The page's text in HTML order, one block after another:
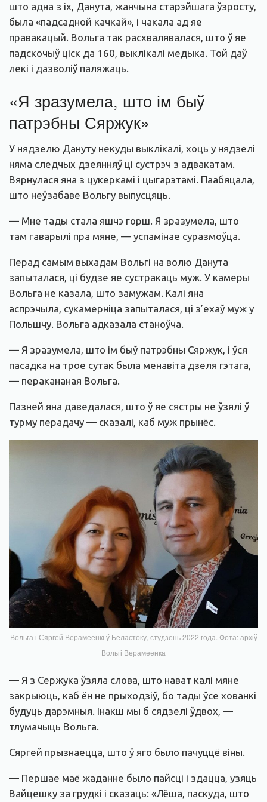
што адна з іх, Данута, жанчына старэйшага ўзросту,
была «падсадной качкай», і чакала ад яе
правакацый. Вольга так расхвалявалася, што ў яе
падскочыў ціск да 160, выклікалі медыка. Той даў
лекі і дазволіў паляжаць.
«Я зразумела, што ім быў
патрэбны Сяржук»
У нядзелю Дануту некуды выклікалі, хоць у нядзелі
няма следчых дзеянняў ці сустрэч з адвакатам.
Вярнулася яна з цукеркамі і цыгарэтамі. Паабяцала,
што неўзабаве Вольгу выпусцяць.
— Мне тады стала яшчэ горш. Я зразумела, што
там гаварылі пра мяне, — успамінае суразмоўца.
Перад самым выхадам Вольгі на волю Данута
запыталася, ці будзе яе сустракаць муж. У камеры
Вольга не казала, што замужам. Калі яна
аспрэчыла, сукамерніца запыталася, ці з’ехаў муж у
Польшчу. Вольга адказала станоўча.
— Я зразумела, што ім быў патрэбны Сяржук, і ўся
пасадка на трое сутак была менавіта дзеля гэтага,
— перакананая Вольга.
Пазней яна даведалася, што ў яе сястры не ўзялі ў
турму перадачу — сказалі, каб муж прынёс.
Вольга і Сяргей Верамеенкі ў Беластоку, студзень 2022 года. Фота: архіў
Вольгі Верамеенка
— Я з Сержука ўзяла слова, што нават калі мяне
закрыюць, каб ён не прыходзіў, бо тады ўсе хованкі
будуць дарэмныя. Інакш мы б сядзелі ўдвох, —
тлумачыць Вольга.
Сяргей прызнаецца, што ў яго было пачуццё віны.
— Першае маё жаданне было пайсці і здацца, узяць
Вайцешку за грудкі і сказаць: «Лёша, паскуда, што